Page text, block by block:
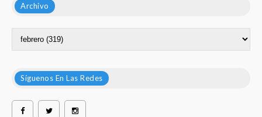
Archivo
Síguenos En Las Redes